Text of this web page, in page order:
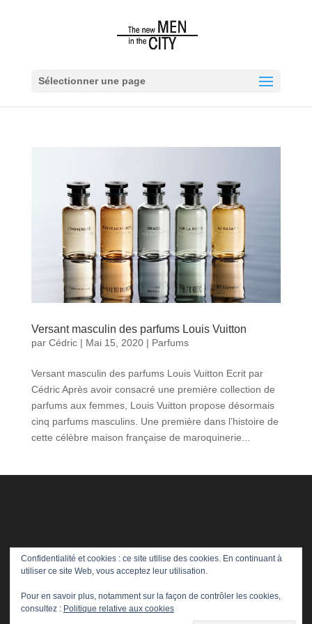
Sélectionner une page
Versant masculin des parfums Louis Vuitton
par Cédric| Mai 15, 2020| Parfums
Versant masculin des parfums Louis Vuitton Ecrit par
Cédric Après avoir consacré une première collection de
parfums aux femmes, Louis Vuitton propose désormais
cinq parfums masculins. Une première dans l’histoire de
cette célèbre maison française de maroquinerie...
Confidentialité et cookies : ce site utilise des cookies. En continuant à
utiliser ce site Web, vous acceptez leur utilisation.
Pour en savoir plus, notamment sur la façon de contrôler les cookies,
consultez : Politique relative aux cookies